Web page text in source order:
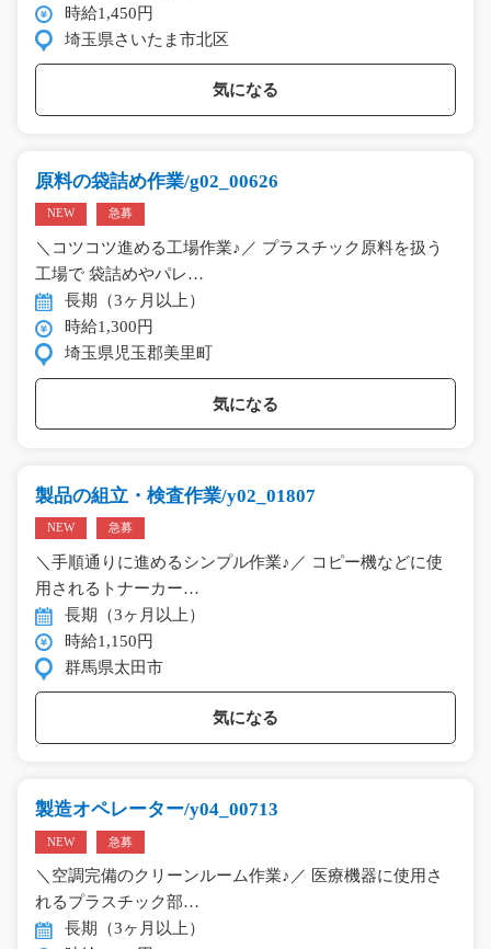
時給1,450円
埼玉県さいたま市北区
気になる
原料の袋詰め作業/g02_00626
NEW 急募
＼コツコツ進める工場作業♪／ プラスチック原料を扱う
工場で 袋詰めやパレ…
長期（3ヶ月以上）
時給1,300円
埼玉県児玉郡美里町
気になる
製品の組立・検査作業/y02_01807
NEW 急募
＼手順通りに進めるシンプル作業♪／ コピー機などに使
用されるトナーカー…
長期（3ヶ月以上）
時給1,150円
群馬県太田市
気になる
製造オペレーター/y04_00713
NEW 急募
＼空調完備のクリーンルーム作業♪／ 医療機器に使用さ
れるプラスチック部…
長期（3ヶ月以上）